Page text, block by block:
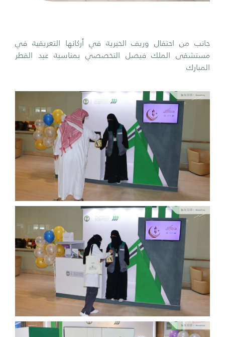
جانب من احتفال وريف الخيرية في أركانها التعريفية في
مستشفى الملك فيصل التخصصي بمناسبة عيد الفطر
المبارك